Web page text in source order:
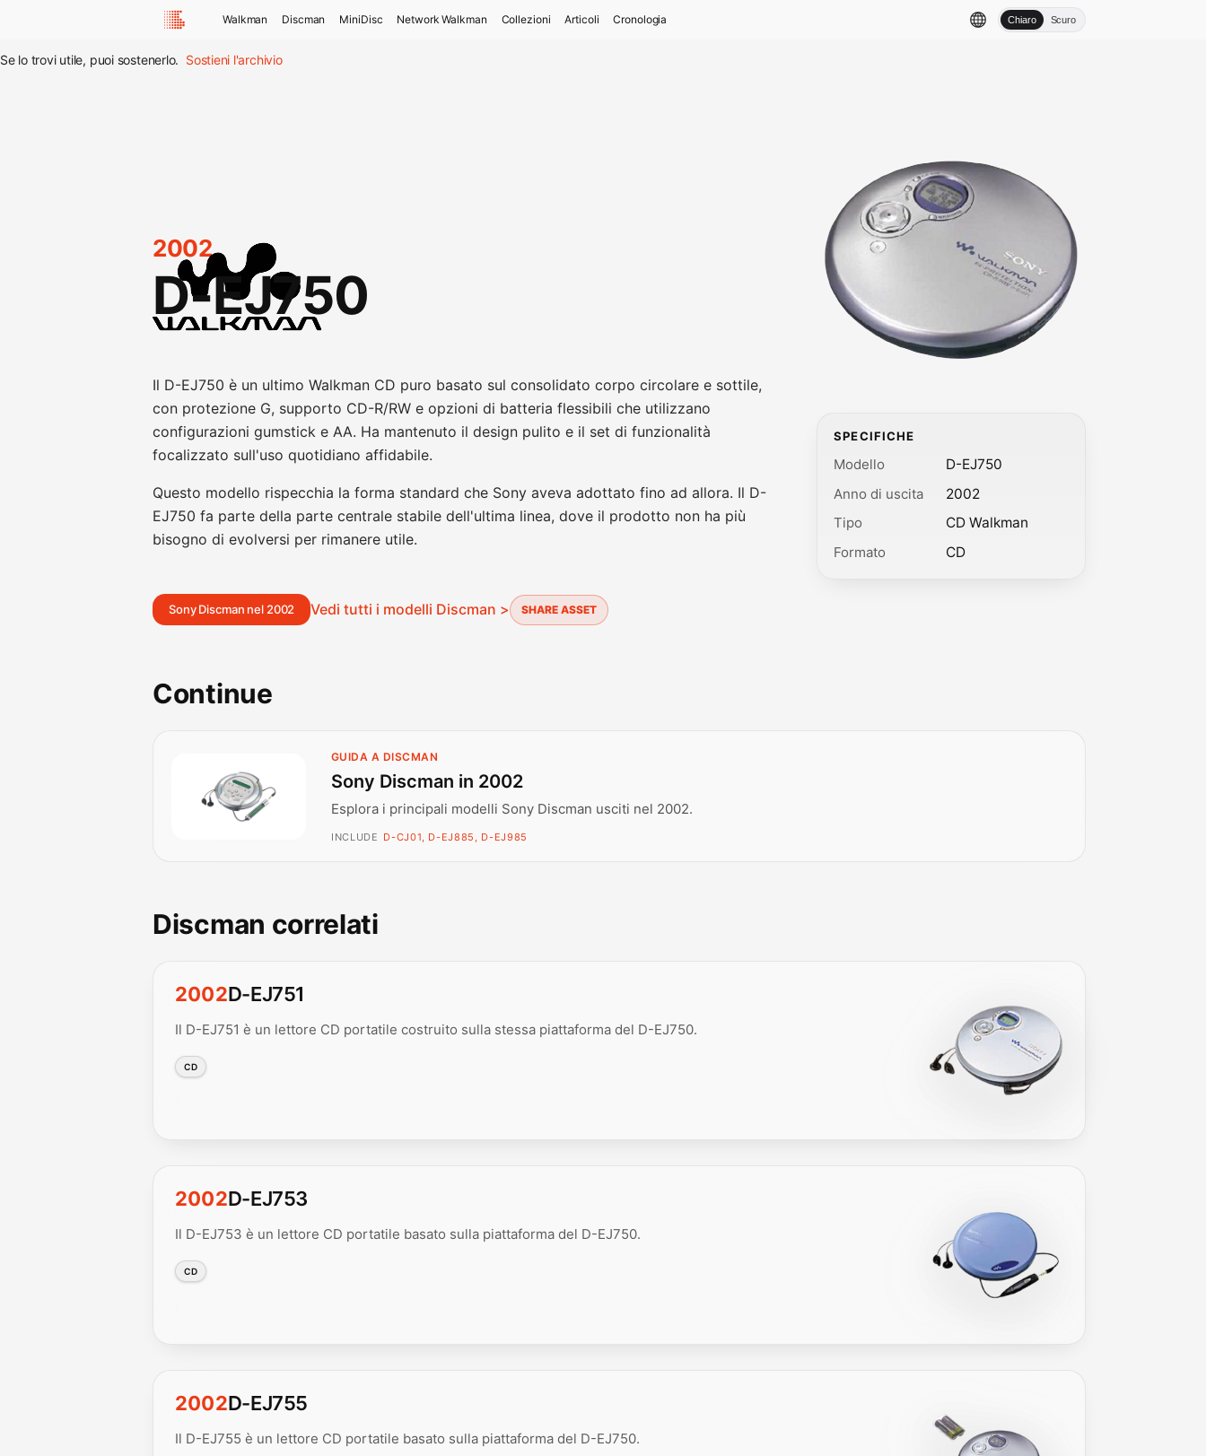
Walkman Discman MiniDisc Network Walkman Collezioni Articoli Cronologia Chiaro Scuro
Se lo trovi utile, puoi sostenerlo. Sostieni l'archivio
2002
D-EJ750
Il D-EJ750 è un ultimo Walkman CD puro basato sul consolidato corpo circolare e sottile,
con protezione G, supporto CD-R/RW e opzioni di batteria flessibili che utilizzano
configurazioni gumstick e AA. Ha mantenuto il design pulito e il set di funzionalità
focalizzato sull'uso quotidiano affidabile.
Questo modello rispecchia la forma standard che Sony aveva adottato fino ad allora. Il D-
EJ750 fa parte della parte centrale stabile dell'ultima linea, dove il prodotto non ha più
bisogno di evolversi per rimanere utile.
Sony Discman nel 2002 Vedi tutti i modelli Discman > SHARE ASSET
SPECIFICHE
Modello
D-EJ750
Anno di uscita
2002
Tipo
CD Walkman
Formato
CD
Continue
GUIDA A DISCMAN
Sony Discman in 2002
Esplora i principali modelli Sony Discman usciti nel 2002.
INCLUDE D-CJ01, D-EJ885, D-EJ985
Discman correlati
2002D-EJ751
Il D-EJ751 è un lettore CD portatile costruito sulla stessa piattaforma del D-EJ750.
CD
2002D-EJ753
Il D-EJ753 è un lettore CD portatile basato sulla piattaforma del D-EJ750.
CD
2002D-EJ755
Il D-EJ755 è un lettore CD portatile basato sulla piattaforma del D-EJ750.